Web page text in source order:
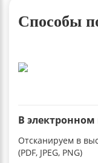
Способы
В
Отсканируем в
(PDF, JPEG, PNG)